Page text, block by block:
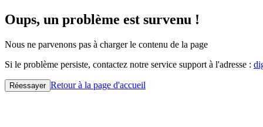
Oups, un problème est survenu !
Nous ne parvenons pas à charger le contenu de la page
Si le problème persiste, contactez notre service support à l'adresse :
Réessayer Retour à la page d'accueil